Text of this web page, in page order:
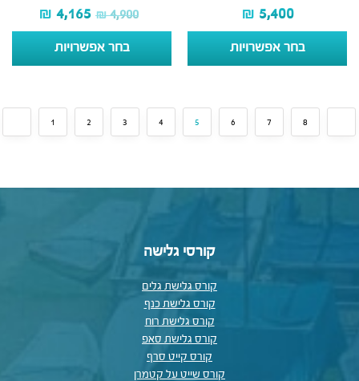
₪ 5,400
בחר אפשרויות
₪4,900
₪ 4,165
בחר אפשרויות
1 2 3 4 5 6 7 8
קורסי גלישה
קורס גלישת גלים
קורס גלישת כנף
קורס גלישת רוח
קורס גלישת סאפ
קורס קייט סרף
קורס שייט על קטמרן